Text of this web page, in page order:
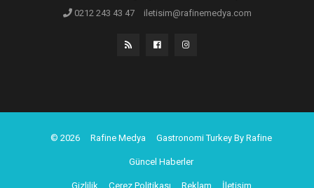
0212 243 43 47
iletisim@rafinemedya.com
© 2026 Rafine Medya Gastronomi Turkey By Rafine
Güncel Haberler
Gizlilik Çerez Politikası Reklam İletişim